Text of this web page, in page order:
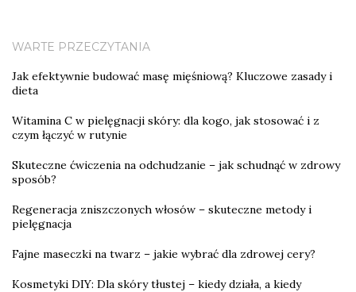
WARTE PRZECZYTANIA
Jak efektywnie budować masę mięśniową? Kluczowe zasady i
dieta
Witamina C w pielęgnacji skóry: dla kogo, jak stosować i z
czym łączyć w rutynie
Skuteczne ćwiczenia na odchudzanie – jak schudnąć w zdrowy
sposób?
Regeneracja zniszczonych włosów – skuteczne metody i
pielęgnacja
Fajne maseczki na twarz – jakie wybrać dla zdrowej cery?
Kosmetyki DIY: Dla skóry tłustej – kiedy działa, a kiedy